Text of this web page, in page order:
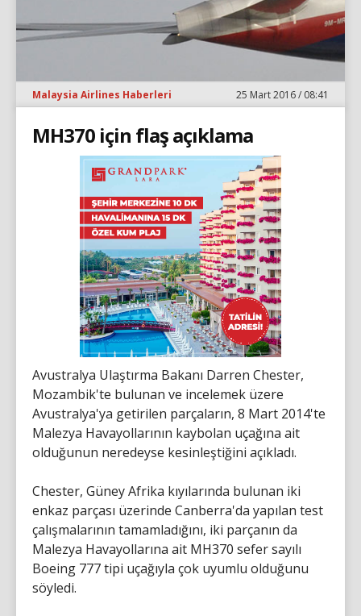
Malaysia Airlines Haberleri 25 Mart 2016 / 08:41
MH370 için flaş açıklama
Avustralya Ulaştırma Bakanı Darren Chester,
Mozambik'te bulunan ve incelemek üzere
Avustralya'ya getirilen parçaların, 8 Mart 2014'te
Malezya Havayollarının kaybolan uçağına ait
olduğunun neredeyse kesinleştiğini açıkladı.
Chester, Güney Afrika kıyılarında bulunan iki
enkaz parçası üzerinde Canberra'da yapılan test
çalışmalarının tamamladığını, iki parçanın da
Malezya Havayollarına ait MH370 sefer sayılı
Boeing 777 tipi uçağıyla çok uyumlu olduğunu
söyledi.